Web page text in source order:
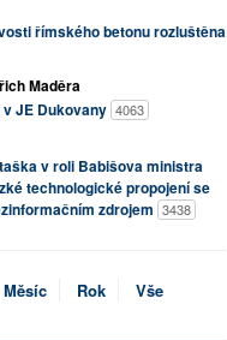
římského betonu rozluštěna
Maděra
JE Dukovany 4063
v roli Babišova ministra
technologické propojení se
zdrojem 3438
Měsíc Rok Vše